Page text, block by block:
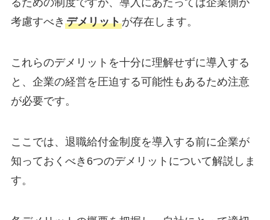
るための制度ですが、導入にあたっては企業側が
考慮すべき デメリットが存在します。
これらのデメリットを十分に理解せずに導入する
と、企業の経営を圧迫する可能性もあるため注意
が必要です。
ここでは、退職給付金制度を導入する前に企業が
知っておくべき6つのデメリットについて解説しま
す。